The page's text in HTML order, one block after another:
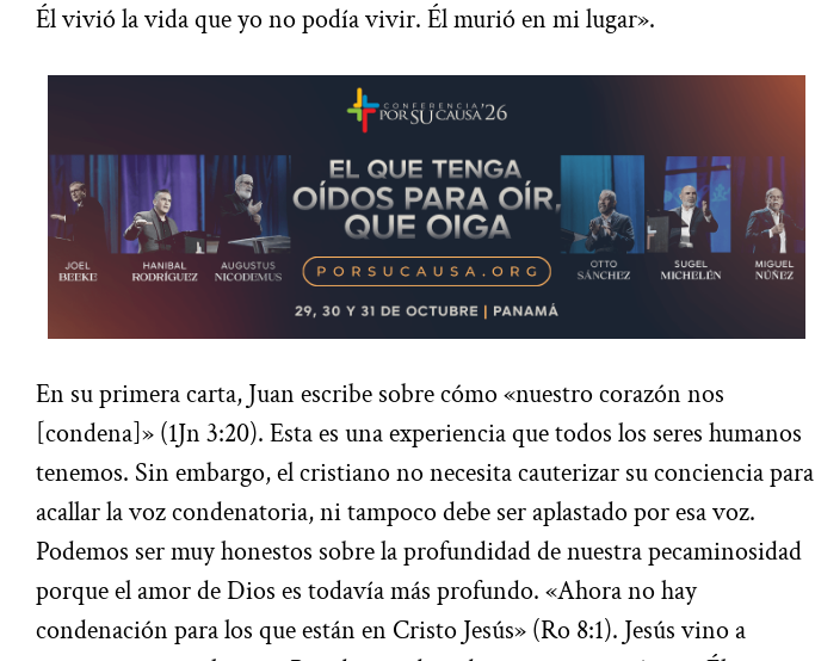
Él vivió la vida que yo no podía vivir. Él murió en mi lugar».
En su primera carta, Juan escribe sobre cómo «nuestro corazón nos
[condena]» (1Jn 3:20). Esta es una experiencia que todos los seres humanos
tenemos. Sin embargo, el cristiano no necesita cauterizar su conciencia para
acallar la voz condenatoria, ni tampoco debe ser aplastado por esa voz.
Podemos ser muy honestos sobre la profundidad de nuestra pecaminosidad
porque el amor de Dios es todavía más profundo. «Ahora no hay
condenación para los que están en Cristo Jesús» (Ro 8:1). Jesús vino a